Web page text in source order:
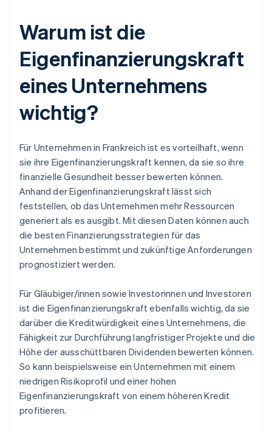
Warum ist die
Eigenfinanzierungskraft
eines Unternehmens
wichtig?
Für Unternehmen in Frankreich ist es vorteilhaft, wenn
sie ihre Eigenfinanzierungskraft kennen, da sie so ihre
finanzielle Gesundheit besser bewerten können.
Anhand der Eigenfinanzierungskraft lässt sich
feststellen, ob das Unternehmen mehr Ressourcen
generiert als es ausgibt. Mit diesen Daten können auch
die besten Finanzierungsstrategien für das
Unternehmen bestimmt und zukünftige Anforderungen
prognostiziert werden.
Für Gläubiger/innen sowie Investorinnen und Investoren
ist die Eigenfinanzierungskraft ebenfalls wichtig, da sie
darüber die Kreditwürdigkeit eines Unternehmens, die
Fähigkeit zur Durchführung langfristiger Projekte und die
Höhe der ausschüttbaren Dividenden bewerten können.
So kann beispielsweise ein Unternehmen mit einem
niedrigen Risikoprofil und einer hohen
Eigenfinanzierungskraft von einem höheren Kredit
profitieren.